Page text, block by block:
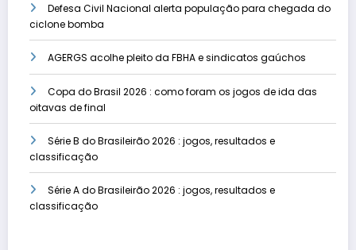
Defesa Civil Nacional alerta população para chegada do
ciclone bomba
AGERGS acolhe pleito da FBHA e sindicatos gaúchos
Copa do Brasil 2026 : como foram os jogos de ida das
oitavas de final
Série B do Brasileirão 2026 : jogos, resultados e
classificação
Série A do Brasileirão 2026 : jogos, resultados e
classificação